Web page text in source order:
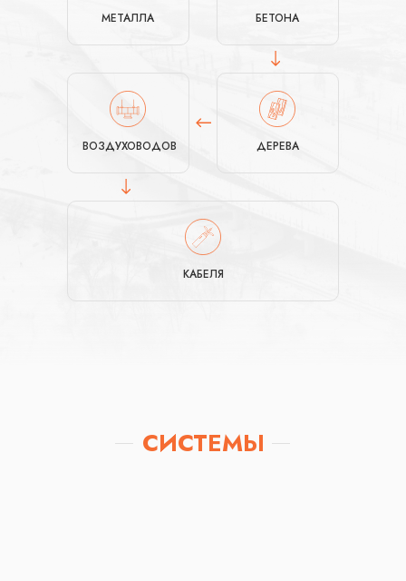
МЕТАЛЛА
ВОЗДУХОВОДОВ ДЕРЕВА
БЕТОНА
КАБЕЛЯ
СИСТЕМЫ